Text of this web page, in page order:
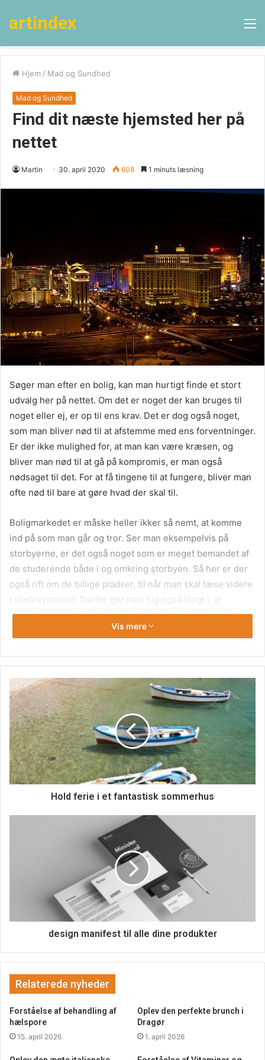
artindex
Hjem / Mad og Sundhed
Mad og Sundhed
Find dit næste hjemsted her på
nettet
Martin 30. april 2020 608 1 minuts læsning
Søger man efter en bolig, kan man hurtigt finde et stort
udvalg her på nettet. Om det er noget der kan bruges til
noget eller ej, er op til ens krav. Det er dog også noget,
som man bliver nød til at afstemme med ens forventninger.
Er der ikke mulighed for, at man kan være kræsen, og
bliver man nød til at gå på kompromis, er man også
nødsaget til det. For at få tingene til at fungere, bliver man
ofte nød til bare at gøre hvad der skal til.
Boligmarkedet er måske heller ikker så nemt, at komme
ind på som man går og tror. Ser man eksempelvis på
storbyerne, er det også noget som er meget bemandet af
de studerende både i og omkring storbyen. Så her er der
også rift om de billige pladser, til når man skal læse videre
i skolesystemet. Derfor gør man sig også klogt i, at
investere noget tid et godt stykke før det bliver aktuelt. Så
er man ofte skrevet på lister, hvor man rykker op jo
Vis mere
Hold ferie i et fantastisk sommerhus
design manifest til alle dine produkter
Relaterede nyheder
Forståelse af behandling af
hælspore
15. april 2026
Oplev den perfekte brunch i
Dragør
1. april 2026